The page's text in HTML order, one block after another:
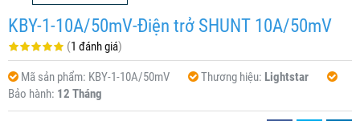
KBY-1-10A/50mV-Điện trở SHUNT 10A/50mV
(1 đánh giá)
Mã sản phẩm: KBY-1-10A/50mV Thương hiệu: Lightstar
Bảo hành: 12 Tháng